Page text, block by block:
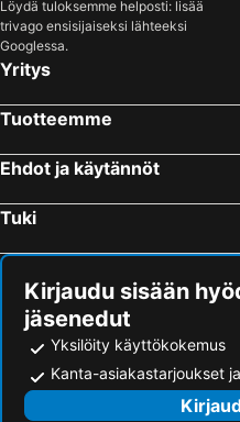
Kramfors Stadshotell
Home Hotel Grand Sundsvall
Continental Apartment Hotel Sundsvall
Hotell S:ta Clara
Hotell Aina
Hotell City
Torpshammars Herrgård
Hotell Höga Kusten
Christinagården Guesthouse
Löydä tuloksemme helposti: lisää
trivago ensisijaiseksi lähteeksi
Googlessa.
Yritys
Tuotteemme
Ehdot ja käytännöt
Tuki
Kirjaudu sisään
jäsenedut
Yksilöity käyttökokemus
Kanta-asiakastarjoukset